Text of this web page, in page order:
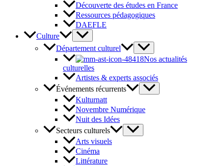
Découverte des études en France
Ressources pédagogiques
DAEFLE
Culture
Département culturel
Nos actualités
culturelles
Artistes & experts associés
Événements récurrents
Kulturnatt
Novembre Numérique
Nuit des Idées
Secteurs culturels
Arts visuels
Cinéma
Littérature